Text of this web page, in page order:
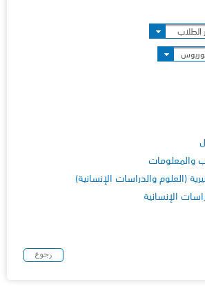
الطلاب
والمعلومات
(العلوم والدراسات الإنسانية)
الإنسانية